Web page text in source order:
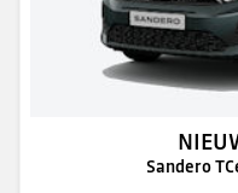
Sandero